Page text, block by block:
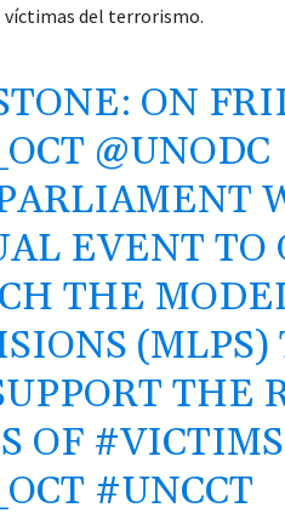
víctimas del terrorismo.
ON
@UNODC
EVENT TO
THE
(MLPS)
THE
OF
#UNCCT